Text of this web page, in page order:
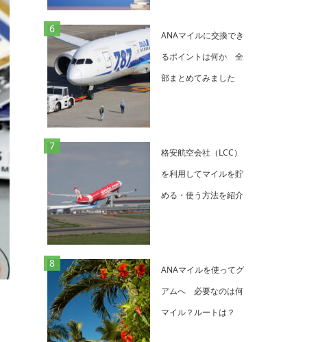
ANAマイルに交換でき
るポイントは何か 全
部まとめてみました
格安航空会社（LCC）
を利用してマイルを貯
める・使う方法を紹介
ANAマイルを使ってグ
アムへ 必要なのは何
マイル？ルートは？